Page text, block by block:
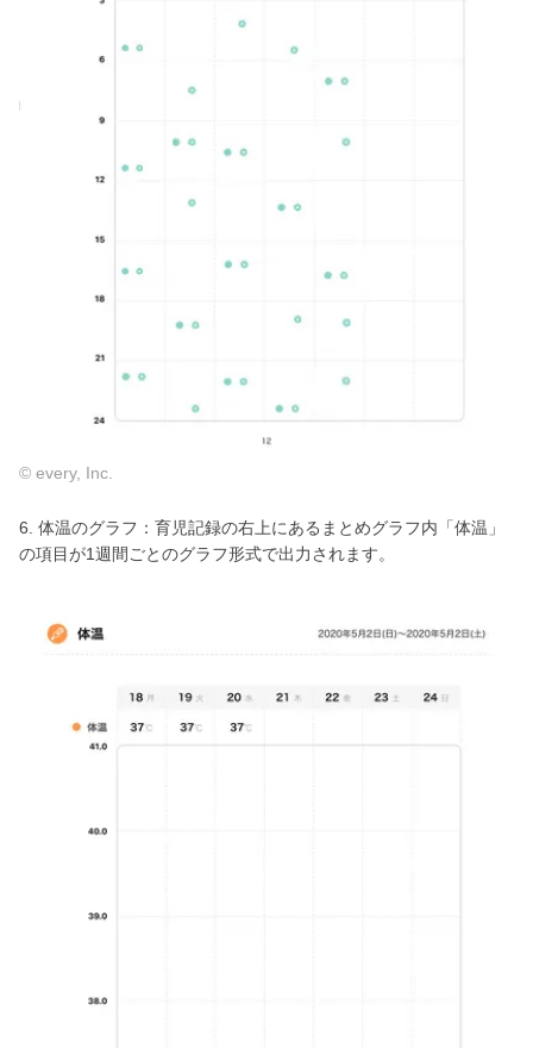
© every, Inc.
6. 体温のグラフ：育児記録の右上にあるまとめグラフ内「体温」
の項目が1週間ごとのグラフ形式で出力されます。